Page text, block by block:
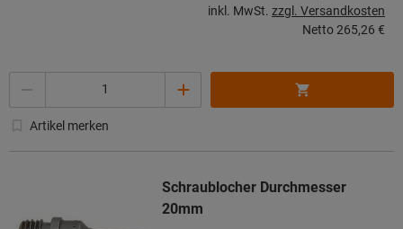
inkl. MwSt. zzgl. Versandkosten
Netto265,26 €
Artikel merken
Schraublocher Durchmesser
20mm